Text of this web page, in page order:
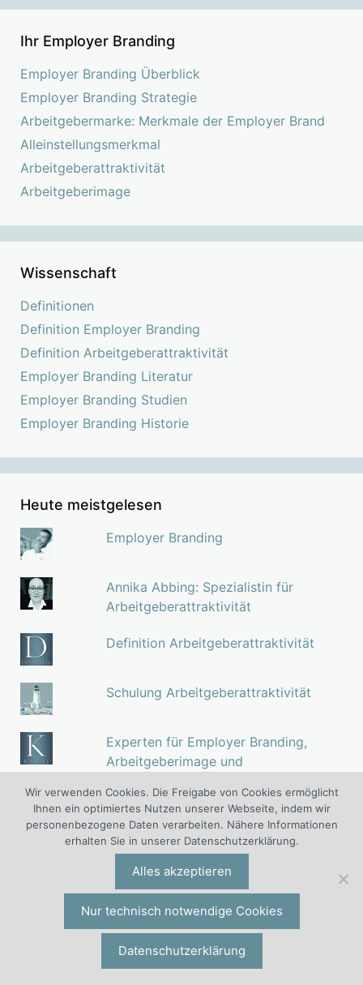
Ihr Employer Branding
Employer Branding Überblick
Employer Branding Strategie
Arbeitgebermarke: Merkmale der Employer Brand
Alleinstellungsmerkmal
Arbeitgeberattraktivität
Arbeitgeberimage
Wissenschaft
Definitionen
Definition Employer Branding
Definition Arbeitgeberattraktivität
Employer Branding Literatur
Employer Branding Studien
Employer Branding Historie
Heute meistgelesen
Employer Branding
Annika Abbing: Spezialistin für
Arbeitgeberattraktivität
Definition Arbeitgeberattraktivität
Schulung Arbeitgeberattraktivität
Experten für Employer Branding,
Arbeitgeberimage und
Wir verwenden Cookies. Die Freigabe von Cookies ermöglicht
Ihnen ein optimiertes Nutzen unserer Webseite, indem wir
personenbezogene Daten verarbeiten. Nähere Informationen
erhalten Sie in unserer Datenschutzerklärung.
Alles akzeptieren
Nur technisch notwendige Cookies
Datenschutzerklärung